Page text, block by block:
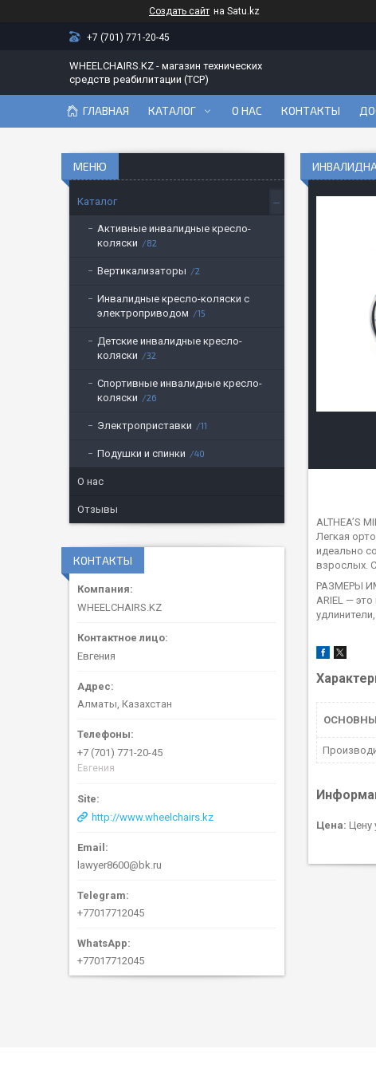
Создать сайт на Satu.kz
+7 (701) 771-20-45
WHEELCHAIRS.KZ - магазин технических
средств реабилитации (ТСР)
ГЛАВНАЯ КАТАЛОГ О НАС КОНТАКТЫ
ALTHEA’S
Легкая
идеально
взрослых.
РАЗМЕРЫ
ARIEL —
Цена: Цену
Каталог
Активные инвалидные кресло-
коляски
82
Вертикализаторы 2
Инвалидные кресло-коляски с
электроприводом
15
Детские инвалидные кресло-
коляски
32
Спортивные инвалидные кресло-
коляски
26
Электроприставки 11
Подушки и спинки 40
О нас
Отзывы
КОНТАКТЫ
WHEELCHAIRS.KZ
Евгения
Алматы, Казахстан
+7 (701) 771-20-45
Евгения
http://www.wheelchairs.kz
lawyer8600@bk.ru
+77017712045
+77017712045